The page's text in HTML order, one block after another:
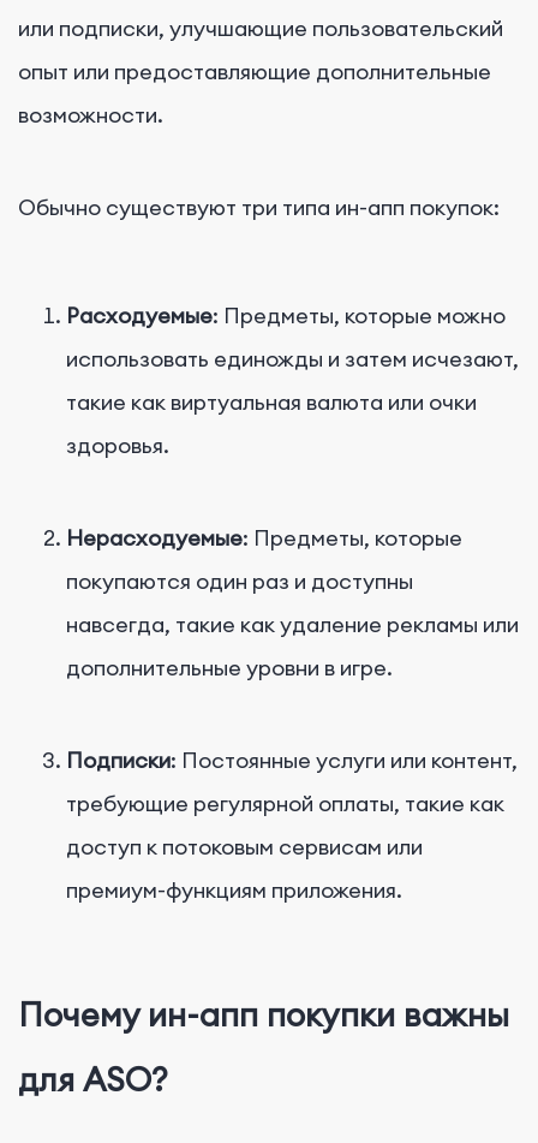
или подписки, улучшающие пользовательский
опыт или предоставляющие дополнительные
возможности.
Обычно существуют три типа ин-апп покупок:
Расходуемые: Предметы, которые можно
использовать единожды и затем исчезают,
такие как виртуальная валюта или очки
здоровья.
Нерасходуемые: Предметы, которые
покупаются один раз и доступны
навсегда, такие как удаление рекламы или
дополнительные уровни в игре.
Подписки: Постоянные услуги или контент,
требующие регулярной оплаты, такие как
доступ к потоковым сервисам или
премиум-функциям приложения.
Почему ин-апп покупки важны
для ASO?